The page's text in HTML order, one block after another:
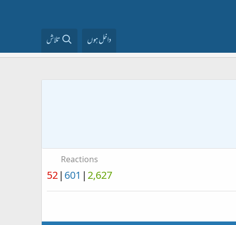
داخل ہوں تلاش
Reactions
2,627
601
52